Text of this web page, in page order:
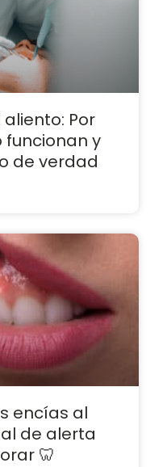
Por
funcionan y
de verdad
encías al
de alerta
🦷